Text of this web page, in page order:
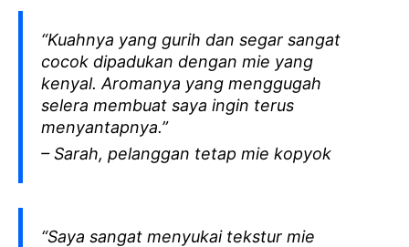
“Kuahnya yang gurih dan segar sangat
cocok dipadukan dengan mie yang
kenyal. Aromanya yang menggugah
selera membuat saya ingin terus
menyantapnya.”
– Sarah, pelanggan tetap mie kopyok
“Saya sangat menyukai tekstur mie